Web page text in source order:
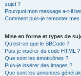
sujet ?
Pourquoi mon message a-t-il
Comment puis-je remonter mes
Mise en forme et types de
Qu’est-ce que le BBCode ?
Puis-je insérer du code HTML ?
Que sont les émoticônes ?
Puis-je insérer des images ?
Que sont les annonces